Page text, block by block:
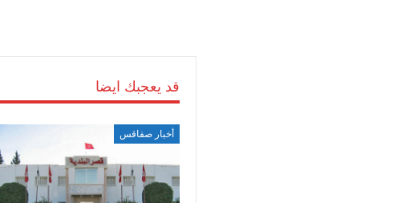
قد يعجبك ايضا
أخبار صفاقس